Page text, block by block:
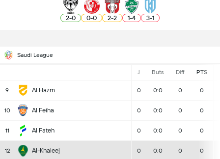
2-0 0-0 2-2 1-4 3-1
Saudi League
J Buts Diff PTS
9 Al Hazm 0 0:0 0 0
10 Al Feiha 0 0:0 0 0
11 Al Fateh 0 0:0 0 0
12 Al-Khaleej 0 0:0 0 0